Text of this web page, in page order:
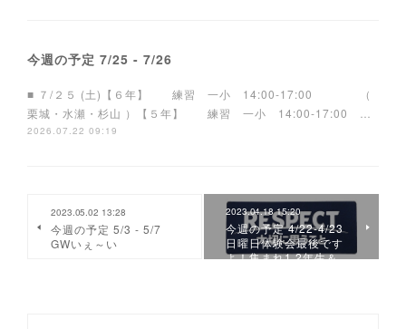
今週の予定 7/25 - 7/26
■ ７/２５ (土)【６年】 練習 一小 14:00-17:00 （
栗城・水瀬・杉山 ）【５年】 練習 一小 14:00-17:00 …
2026.07.22 09:19
2023.05.02 13:28
今週の予定 5/3 - 5/7
GWいぇ～い
2023.04.18 15:20
今週の予定 4/22-4/23
日曜日体験会最後です
よ！集まれ1,2年生＆…